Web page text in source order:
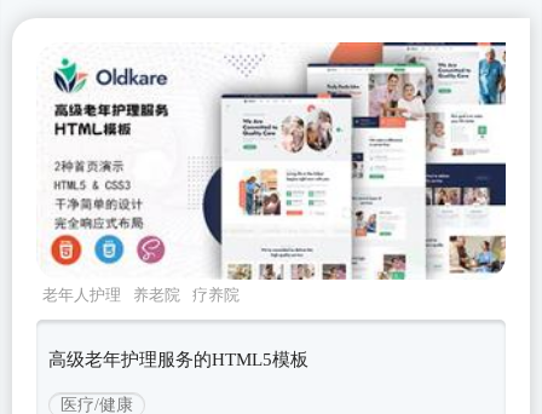
老年人护理 养老院
疗养院
oldkare
Bootstrapv533
高级老年护理服务的HTML5模板
医疗/健康